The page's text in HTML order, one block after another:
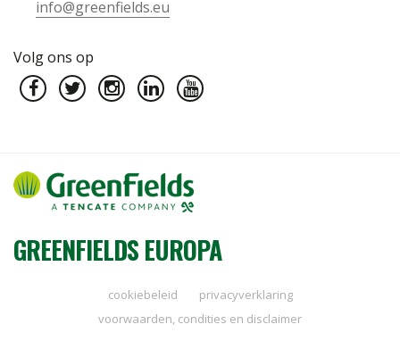
info@greenfields.eu
Volg ons op
GREENFIELDS EUROPA
cookiebeleid
privacyverklaring
voorwaarden, condities en disclaimer